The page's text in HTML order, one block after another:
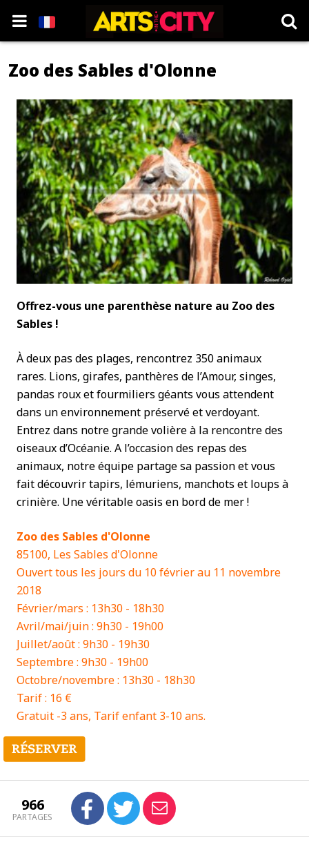
Zoo des Sables d'Olonne
Offrez-vous une parenthèse nature au Zoo des
Sables !
À deux pas des plages, rencontrez 350 animaux
rares. Lions, girafes, panthères de l’Amour, singes,
pandas roux et fourmiliers géants vous attendent
dans un environnement préservé et verdoyant.
Entrez dans notre grande volière à la rencontre des
oiseaux d’Océanie. A l’occasion des repas des
animaux, notre équipe partage sa passion et vous
fait découvrir tapirs, lémuriens, manchots et loups à
crinière. Une véritable oasis en bord de mer !
Zoo des Sables d'Olonne
85100, Les Sables d'Olonne
Ouvert tous les jours du 10 février au 11 novembre
2018
Février/mars : 13h30 - 18h30
Avril/mai/juin : 9h30 - 19h00
Juillet/août : 9h30 - 19h30
Septembre : 9h30 - 19h00
Octobre/novembre : 13h30 - 18h30
Tarif : 16 €
Gratuit -3 ans, Tarif enfant 3-10 ans.
966
PARTAGES